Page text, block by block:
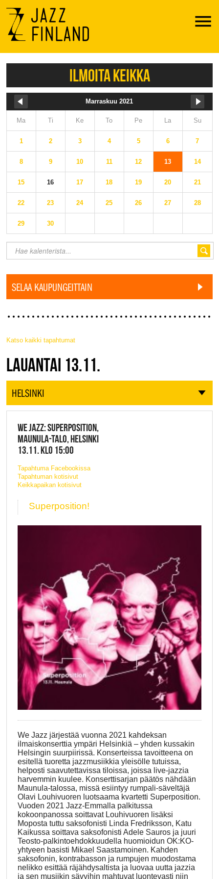
Menu
ILMOITA KEIKKA
Marraskuu 2021
Ma Ti Ke To Pe La Su
1 2 3 4 5 6 7
8 9 10 11 12 13 14
15 16 17 18 19 20 21
22 23 24 25 26 27 28
29 30
SELAA KAUPUNGEITTAIN
Katso kaikki tapahtumat
JAZZ FINLAND LIVE
LAUANTAI 13.11.
HELSINKI
WE JAZZ: SUPERPOSITION,
MAUNULA-TALO, HELSINKI
13.11. KLO 15:00
Tapahtuma Facebookissa
Tapahtuman kotisivut
Keikkapaikan kotisivut
Superposition!
We Jazz järjestää vuonna 2021 kahdeksan
ilmaiskonserttia ympäri Helsinkiä – yhden kussakin
Helsingin suurpiirissä. Konserteissa tavoitteena on
esitellä tuoretta jazzmusiikkia yleisölle tutuissa,
helposti saavutettavissa tiloissa, joissa live-jazzia
harvemmin kuulee. Konserttisarjan päätös nähdään
Maunula-talossa, missä esiintyy rumpali-säveltäjä
Olavi Louhivuoren luotsaama kvartetti Superposition.
Vuoden 2021 Jazz-Emmalla palkitussa
kokoonpanossa soittavat Louhivuoren lisäksi
Moposta tuttu saksofonisti Linda Fredriksson, Katu
Kaikussa soittava saksofonisti Adele Sauros ja juuri
Teosto-palkintoehdokkuudella huomioidun OK:KO-
yhtyeen basisti Mikael Saastamoinen. Kahden
saksofonin, kontrabasson ja rumpujen muodostama
nelikko esittää räjähdysaltista ja luovaa uutta jazzia
ja sen musiikin sävyihin mahtuvat luontevasti niin